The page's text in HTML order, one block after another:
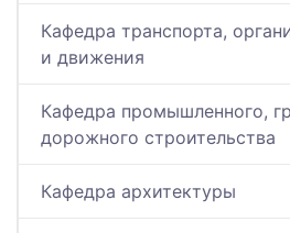
Кафедра транспорта,
и движения
Кафедра промышленного,
дорожного строительства
Кафедра архитектуры